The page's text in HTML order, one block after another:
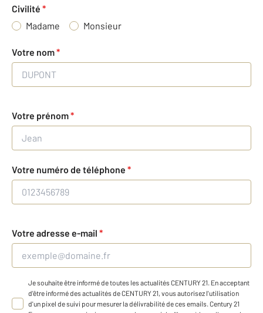
Civilité *
Madame
Monsieur
Votre nom*
Votre prénom*
Votre numéro de téléphone *
Votre adresse e-mail *
Je souhaite être informé de toutes les actualités CENTURY 21. En acceptant
d'être informé des actualités de CENTURY 21, vous autorisez l'utilisation
d'un pixel de suivi pour mesurer la délivrabilité de ces emails. Century 21